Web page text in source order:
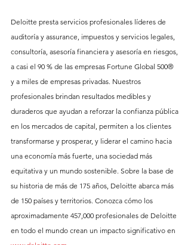
Deloitte presta servicios profesionales líderes de
auditoría y assurance, impuestos y servicios legales,
consultoría, asesoría financiera y asesoría en riesgos,
a casi el 90 % de las empresas Fortune Global 500®
y a miles de empresas privadas. Nuestros
profesionales brindan resultados medibles y
duraderos que ayudan a reforzar la confianza pública
en los mercados de capital, permiten a los clientes
transformarse y prosperar, y liderar el camino hacia
una economía más fuerte, una sociedad más
equitativa y un mundo sostenible. Sobre la base de
su historia de más de 175 años, Deloitte abarca más
de 150 países y territorios. Conozca cómo los
aproximadamente 457,000 profesionales de Deloitte
en todo el mundo crean un impacto significativo en